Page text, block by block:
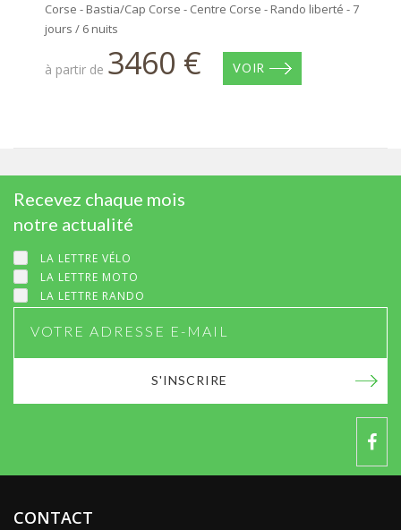
Corse - Bastia/Cap Corse - Centre Corse - Rando liberté - 7
jours / 6 nuits
à partir de 3460 € VOIR
Recevez chaque mois
notre actualité
LA LETTRE VÉLO
LA LETTRE MOTO
LA LETTRE RANDO
S'INSCRIRE
CONTACT